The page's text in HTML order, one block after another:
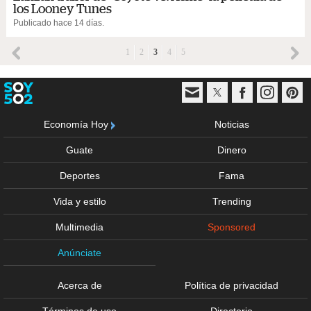
los Looney Tunes
Publicado hace 14 días.
1 2 3 4 5
Economía Hoy Noticias
Guate Dinero
Deportes Fama
Vida y estilo Trending
Multimedia Sponsored
Anúnciate
Acerca de Política de privacidad